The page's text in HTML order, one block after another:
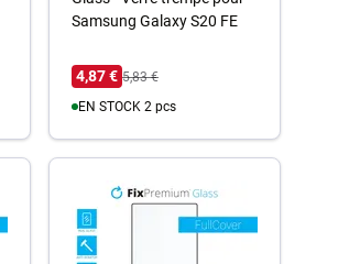
Samsung Galaxy S20 FE
4,87 € 5,83 €
EN STOCK 2 pcs